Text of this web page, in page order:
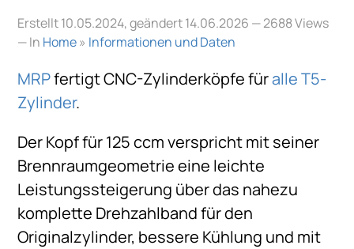
Erstellt 10.05.2024, geändert 14.06.2026 — 2688 Views
— In Home» Informationen und Daten
MRPfertigt CNC-Zylinderköpfe füralle T5-
Zylinder.
Der Kopf für 125 ccm verspricht mit seiner
Brennraumgeometrie eine leichte
Leistungssteigerung über das nahezu
komplette Drehzahlband für den
Originalzylinder, bessere Kühlung und mit